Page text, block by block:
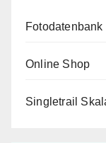
Fotodatenbank
Online Shop
Singletrail